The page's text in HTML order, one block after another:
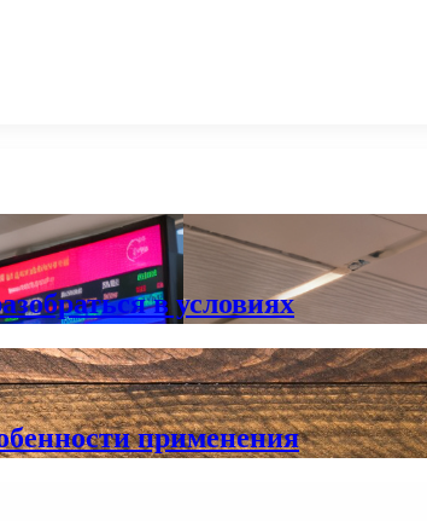
в условиях
применения